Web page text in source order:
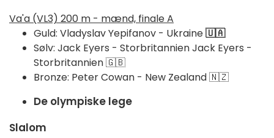
Va'a (VL3) 200 m - mænd, finale A
Guld: Vladyslav Yepifanov - Ukraine🇺🇦
Sølv: Jack Eyers - Storbritannien Jack Eyers -
Storbritannien 🇬🇧
Bronze: Peter Cowan - New Zealand 🇳🇿
De olympiske lege
Slalom